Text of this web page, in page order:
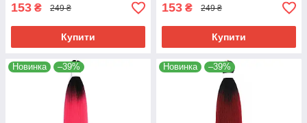
153 ₴ 249 ₴
Купити
153 ₴ 249 ₴
Купити
Новинка –39% Новинка –39%